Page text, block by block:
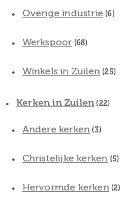
Overige industrie (6)
Werkspoor (68)
Winkels in Zuilen (25)
Kerken in Zuilen (22)
Andere kerken (3)
Christelijke kerken (5)
Hervormde kerken(2)